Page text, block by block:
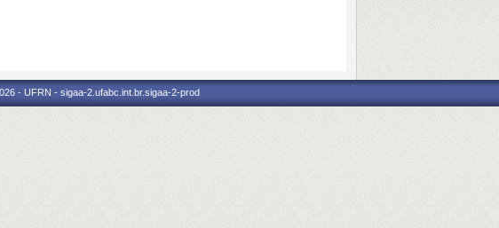
- UFRN - sigaa-2.ufabc.int.br.sigaa-2-prod